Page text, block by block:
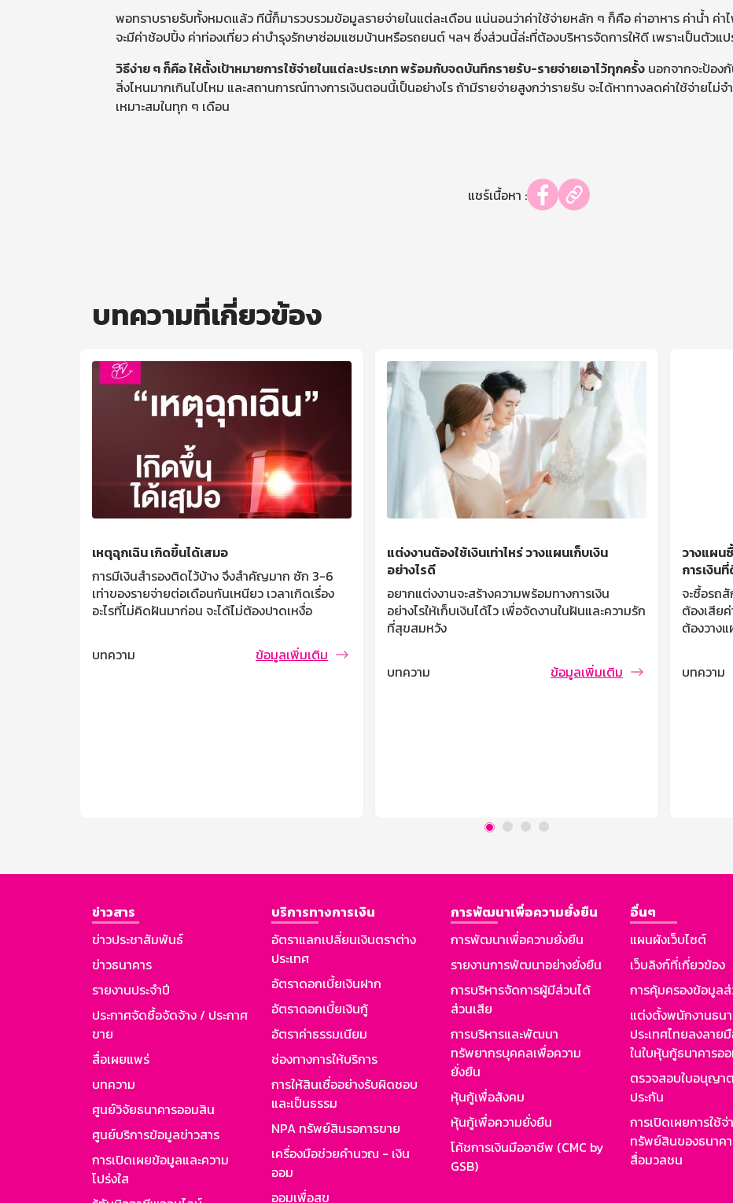
พอทราบรายรับทั้งหมดแล้ว ทีนี้ก็มารวบรวมข้อมูลรายจ่ายในแต่ละเดือน แน่นอนว่าค่าใช้จ่ายหลัก ๆ ก็คือ ค่าอาหาร ค่าน้ำ ค่
จะมีค่าช้อปปิ้ง ค่าท่องเที่ยว ค่าบำรุงรักษาซ่อมแซมบ้านหรือรถยนต์ ฯลฯ ซึ่งส่วนนี้ล่ะที่ต้องบริหารจัดการให้ดี เพราะเป็นตัวแ
วิธีง่าย ๆ ก็คือ ให้ตั้งเป้าหมายการใช้จ่ายในแต่ละประเภท พร้อมกับจดบันทึกรายรับ-รายจ่ายเอาไว้ทุกครั้ง นอกจากจะป้องกั
สิ่งไหนมากเกินไปไหม และสถานการณ์ทางการเงินตอนนี้เป็นอย่างไร ถ้ามีรายจ่ายสูงกว่ารายรับ จะได้หาทางลดค่าใช้จ่ายไม่
เหมาะสมในทุก ๆ เดือน
แชร์เนื้อหา :
บทความที่เกี่ยวข้อง
เหตุฉุกเฉิน เกิดขึ้นได้เสมอ
การมีเงินสำรองติดไว้บ้าง จึงสำคัญมาก ซัก 3-6
เท่าของรายจ่ายต่อเดือนกันเหนียว เวลาเกิดเรื่อง
อะไรที่ไม่คิดฝันมาก่อน จะได้ไม่ต้องปาดเหงื่อ
บทความ ข้อมูลเพิ่มเติม
แต่งงานต้องใช้เงินเท่าไหร่ วางแผนเก็บเงิน
อย่างไรดี
อยากแต่งงานจะสร้างความพร้อมทางการเงิน
อย่างไรให้เก็บเงินได้ไว เพื่อจัดงานในฝันและความรัก
ที่สุขสมหวัง
บทความ ข้อมูลเพิ่มเติม
วางแผน
การเงิน
จะซื้อรถ
ต้องเสีย
ต้องวาง
บทความ
ข่าวสาร
ข่าวประชาสัมพันธ์
ข่าวธนาคาร
รายงานประจำปี
ประกาศจัดซื้อจัดจ้าง / ประกาศ
ขาย
สื่อเผยแพร่
บทความ
ศูนย์วิจัยธนาคารออมสิน
ศูนย์บริการข้อมูลข่าวสาร
การเปิดเผยข้อมูลและความ
โปร่งใส
บริการทางการเงิน
อัตราแลกเปลี่ยนเงินตราต่าง
ประเทศ
อัตราดอกเบี้ยเงินฝาก
อัตราดอกเบี้ยเงินกู้
อัตราค่าธรรมเนียม
ช่องทางการให้บริการ
การให้สินเชื่ออย่างรับผิดชอบ
และเป็นธรรม
NPA ทรัพย์สินรอการขาย
เครื่องมือช่วยคำนวณ - เงิน
ออม
ออมเพื่อสุข
การพัฒนาเพื่อความยั่งยืน
การพัฒนาเพื่อความยั่งยืน
รายงานการพัฒนาอย่างยั่งยืน
การบริหารจัดการผู้มีส่วนได้
ส่วนเสีย
การบริหารและพัฒนา
ทรัพยากรบุคคลเพื่อความ
ยั่งยืน
หุ้นกู้เพื่อสังคม
หุ้นกู้เพื่อความยั่งยืน
โค้ชการเงินมืออาชีพ (CMC by
GSB)
อื่นๆ
แผนผังเว็บไซต์
เว็บลิงก์ที่เกี่ยวข้อง
การคุ้มครองข้อมูล
แต่งตั้งพนักงานธน
ประเทศไทยลงลาย
ในใบหุ้นกู้ธนาคารอ
ตรวจสอบใบอนุญา
ประกัน
การเปิดเผยการใช้จ่
ทรัพย์สินของธนาคา
สื่อมวลชน